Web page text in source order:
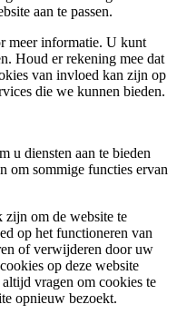
aan te passen.
meer informatie. U kunt
Houd er rekening mee dat
van invloed kan zijn op
die we kunnen bieden.
u diensten aan te bieden
om sommige functies ervan
zijn om de website te
op het functioneren van
of verwijderen door uw
op deze website
vragen om cookies te
opnieuw bezoekt.